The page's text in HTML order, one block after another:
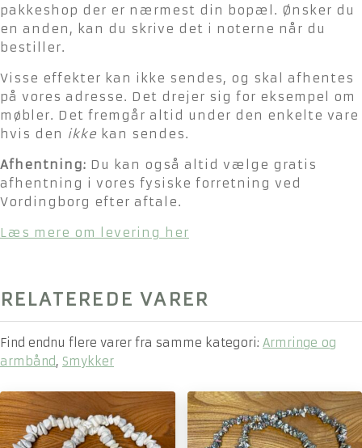
pakkeshop der er nærmest din bopæl. Ønsker du
en anden, kan du skrive det i noterne når du
bestiller.
Visse effekter kan ikke sendes, og skal afhentes
på vores adresse. Det drejer sig for eksempel om
møbler. Det fremgår altid under den enkelte vare
hvis den ikke kan sendes.
Afhentning: Du kan også altid vælge gratis
afhentning i vores fysiske forretning ved
Vordingborg efter aftale.
Læs mere om levering her
RELATEREDE VARER
Find endnu flere varer fra samme kategori: Armringe og
armbånd, Smykker